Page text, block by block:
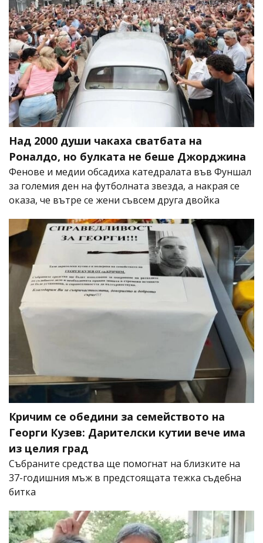
Над 2000 души чакаха сватбата на
Роналдо, но булката не беше Джорджина
Фенове и медии обсадиха катедралата във Фуншал
за големия ден на футболната звезда, а накрая се
оказа, че вътре се жени съвсем друга двойка
Кричим се обедини за семейството на
Георги Кузев: Дарителски кутии вече има
из целия град
Събраните средства ще помогнат на близките на
37-годишния мъж в предстоящата тежка съдебна
битка